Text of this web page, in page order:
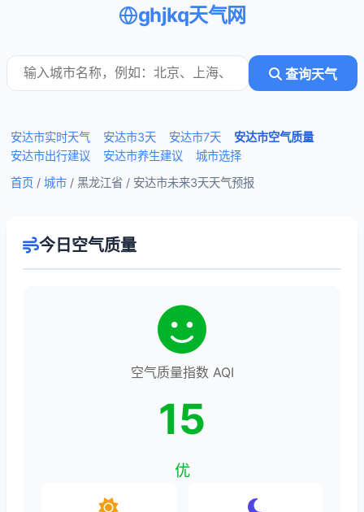
ghjkq天气网
查询天气
安达市实时天气 安达市3天 安达市7天
安达市空气质量
安达市出行建议
安达市养生建议
城市选择
首页 / 城市 / 黑龙江省 / 安达市未来3天天气预报
今日空气质量
空气质量指数 AQI
15
优